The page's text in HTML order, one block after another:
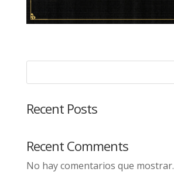
Recent Posts
Recent Comments
No hay comentarios que mostrar.